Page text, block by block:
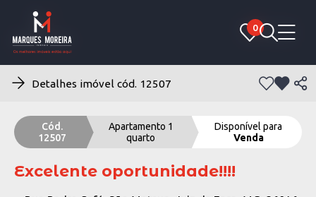
0
0
Detalhes imóvel cód. 12507
Cód.
12507
Apartamento 1
quarto
Disponível para
Venda
Excelente oportunidade!!!!